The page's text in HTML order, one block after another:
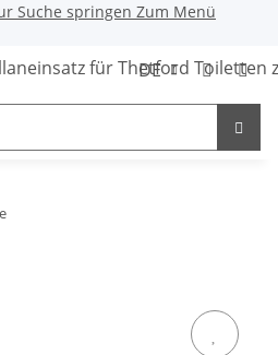
Suche springen Zum Menü
DE